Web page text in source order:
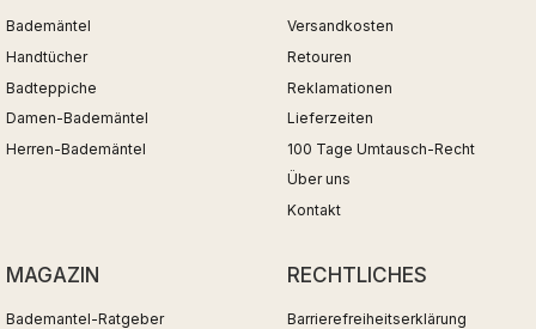
Bademäntel
Handtücher
Badteppiche
Damen-Bademäntel
Herren-Bademäntel
Versandkosten
Retouren
Reklamationen
Lieferzeiten
100 Tage Umtausch-Recht
Über uns
Kontakt
MAGAZIN
Bademantel-Ratgeber
RECHTLICHES
Barrierefreiheitserklärung